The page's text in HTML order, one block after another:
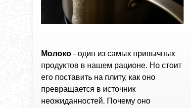
Молоко - один из самых привычных
продуктов в нашем рационе. Но стоит
его поставить на плиту, как оно
превращается в источник
неожиданностей. Почему оно